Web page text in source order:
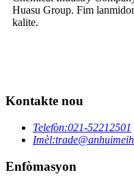
Huasu Group. Fim
kalite.
Kontakte nou
Telefòn:021-52212501
Imèl:
Enfòmasyon